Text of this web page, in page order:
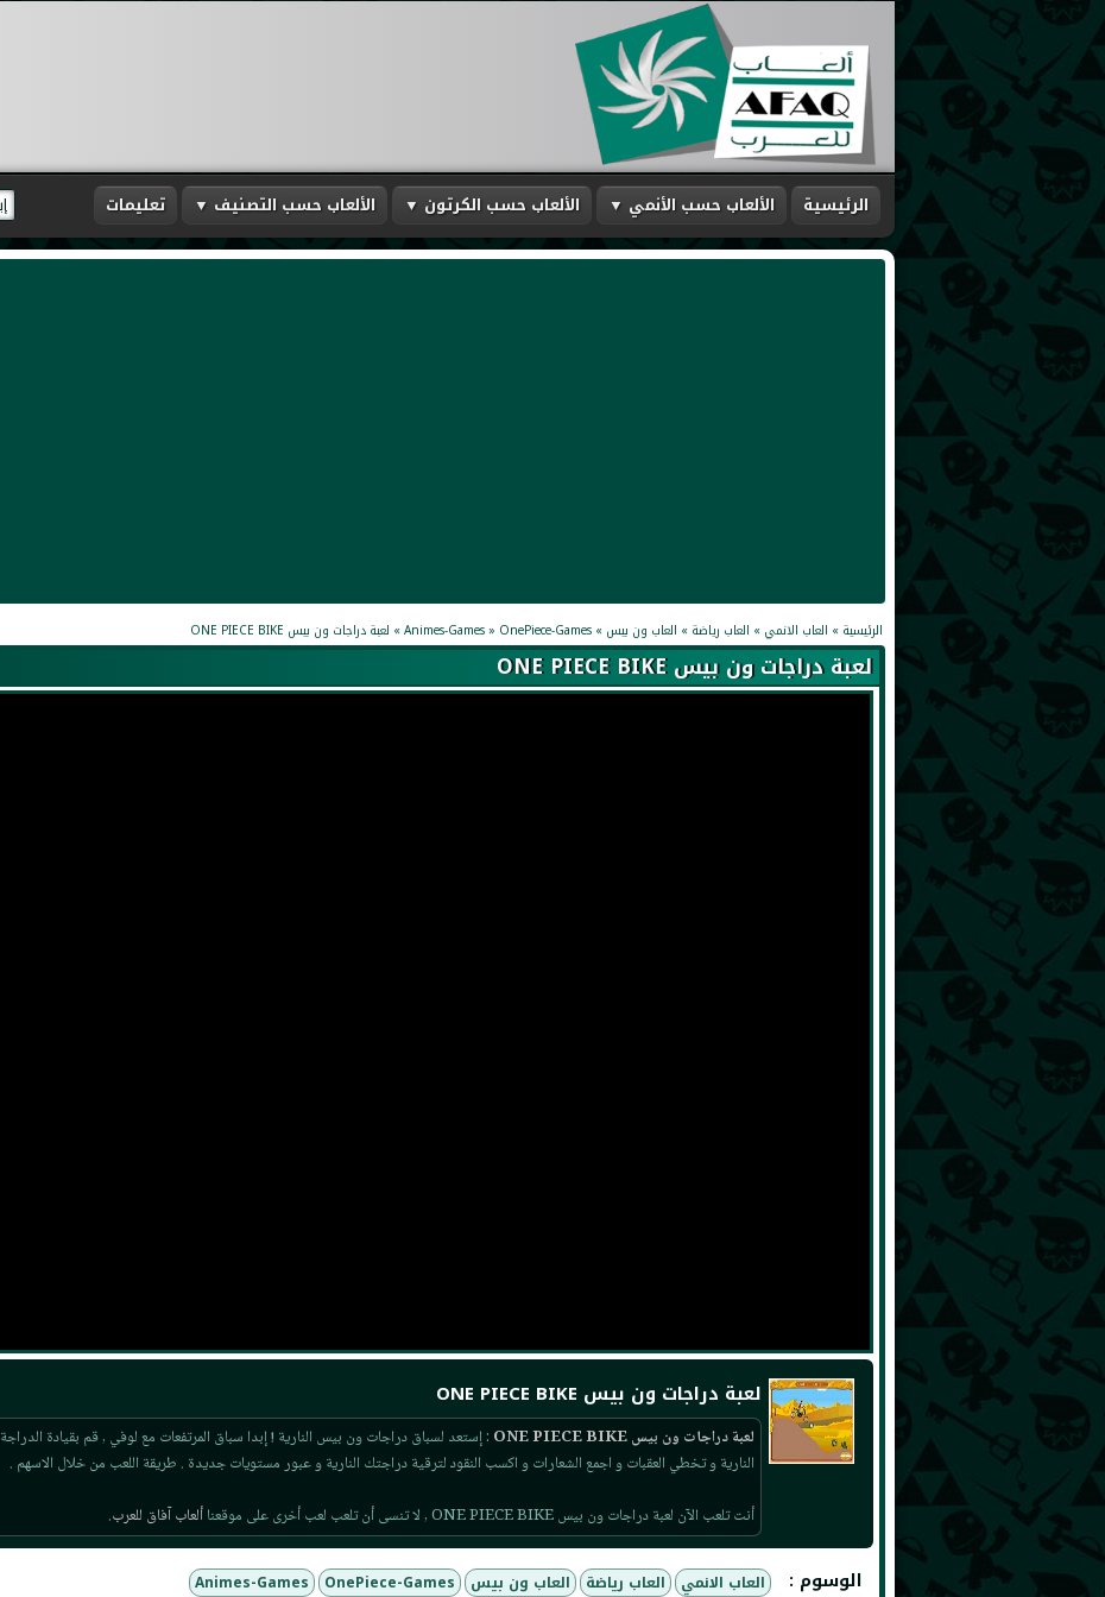
الرئيسية الألعاب حسب الأنمي ▼ الألعاب حسب الكرتون ▼ الألعاب حسب التصنيف ▼ تعليمات
الرئيسية » العاب الانمي » العاب رياضة » العاب ون بيس »
Animes-Games» OnePiece-Games
» لعبة دراجات ون بيس ONE PIECE BIKE
لعبة دراجات ون بيس ONE PIECE BIKE
لعبة دراجات ون بيس ONE PIECE BIKE
لعبة دراجات ون بيس ONE PIECE BIKE
: إستعد لسباق دراجات ون بيس النارية ! إبدا سباق المرتفعات مع لوفي , قم بقيادة الدراجة
النارية و تخطي العقبات و اجمع الشعارات و اكسب النقود لترقية دراجتك النارية و عبور مستويات جديدة . طريقة اللعب من خلال الاسهم .
أنت تلعب الآن لعبة دراجات ون بيس ONE PIECE BIKE , لا تنسى أن تلعب لعب أخرى على موقعنا
ألعاب آفاق للعرب.
الوسوم : العاب الانمي العاب رياضة العاب ون بيس Animes-Games OnePiece-Games